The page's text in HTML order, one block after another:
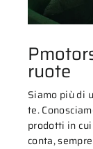
ruote
Siamo più di
te.
prodotti in
conta,